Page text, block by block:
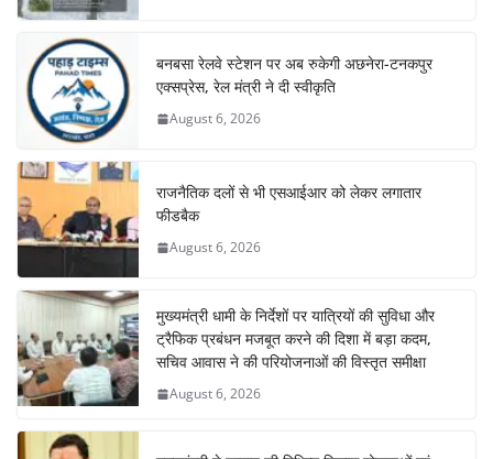
बनबसा रेलवे स्टेशन पर अब रुकेगी अछनेरा-टनकपुर
एक्सप्रेस, रेल मंत्री ने दी स्वीकृति
August 6, 2026
राजनैतिक दलों से भी एसआईआर को लेकर लगातार
फीडबैक
August 6, 2026
मुख्यमंत्री धामी के निर्देशों पर यात्रियों की सुविधा और
ट्रैफिक प्रबंधन मजबूत करने की दिशा में बड़ा कदम,
सचिव आवास ने की परियोजनाओं की विस्तृत समीक्षा
August 6, 2026